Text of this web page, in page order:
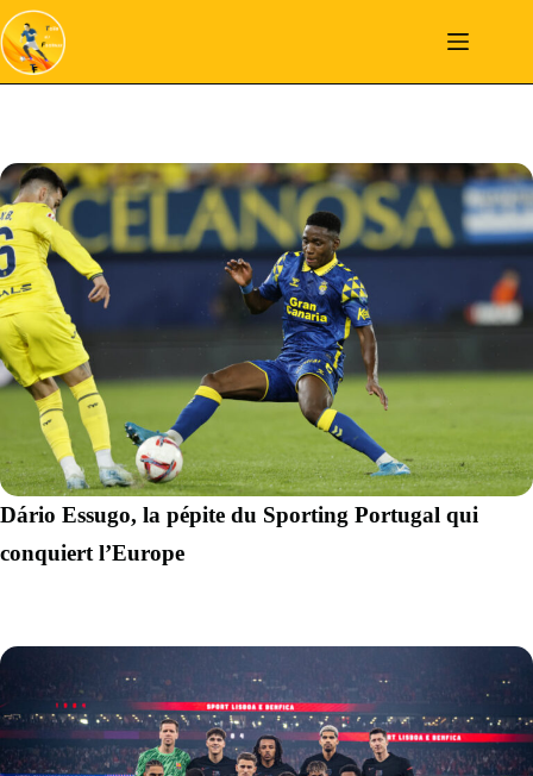
Passer
au
contenu
Dário Essugo, la pépite du Sporting Portugal qui
conquiert l’Europe